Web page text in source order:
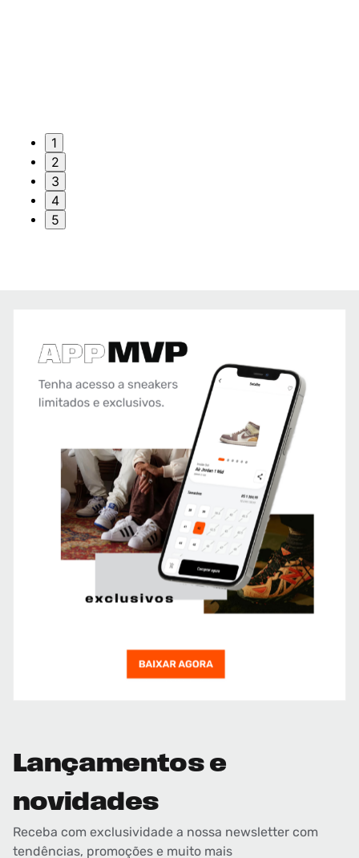
1
2
3
4
5
Lançamentos e
novidades
Receba com exclusividade a nossa newsletter com
tendências, promoções e muito mais